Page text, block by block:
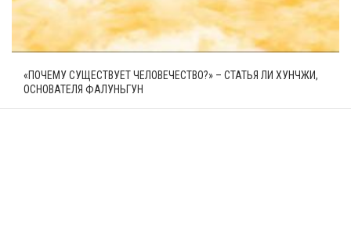
«ПОЧЕМУ СУЩЕСТВУЕТ ЧЕЛОВЕЧЕСТВО?» – СТАТЬЯ ЛИ ХУНЧЖИ,
ОСНОВАТЕЛЯ ФАЛУНЬГУН